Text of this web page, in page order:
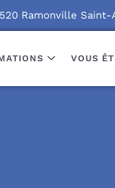
Ramonville Saint-
VOUS